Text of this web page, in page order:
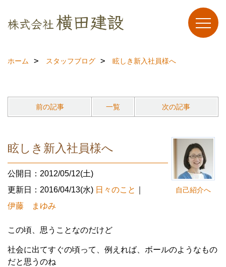
ホーム スタッフブログ 眩しき新入社員様へ
前の記事 一覧 次の記事
自己紹介へ
眩しき新入社員様へ
公開日：2012/05/12(土)
更新日：2016/04/13(水) 日々のこと
伊藤 まゆみ
この頃、思うことなのだけど
社会に出てすぐの頃って、例えれば、ボールのようなもの
だと思うのね